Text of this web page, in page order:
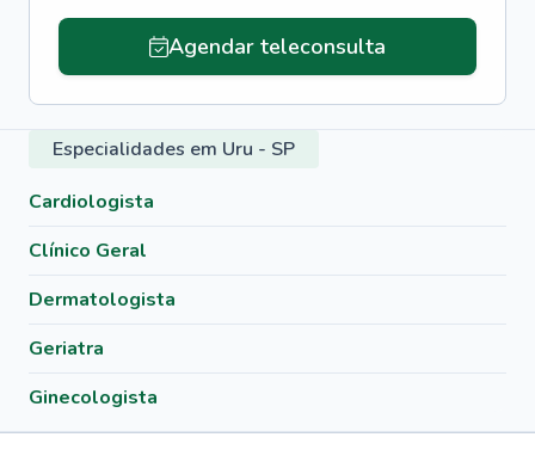
Agendar teleconsulta
Especialidades em Uru - SP
Cardiologista
Clínico Geral
Dermatologista
Geriatra
Ginecologista